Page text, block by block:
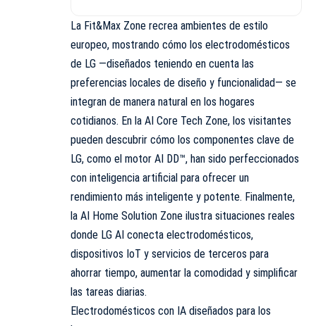
La Fit&Max Zone recrea ambientes de estilo
europeo, mostrando cómo los electrodomésticos
de LG —diseñados teniendo en cuenta las
preferencias locales de diseño y funcionalidad— se
integran de manera natural en los hogares
cotidianos. En la AI Core Tech Zone, los visitantes
pueden descubrir cómo los componentes clave de
LG, como el motor AI DD™, han sido perfeccionados
con inteligencia artificial para ofrecer un
rendimiento más inteligente y potente. Finalmente,
la AI Home Solution Zone ilustra situaciones reales
donde LG AI conecta electrodomésticos,
dispositivos IoT y servicios de terceros para
ahorrar tiempo, aumentar la comodidad y simplificar
las tareas diarias.
Electrodomésticos con IA diseñados para los